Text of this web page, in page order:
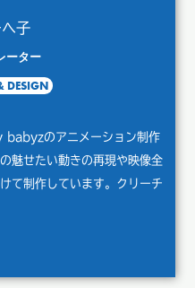
へ子
ーター
DESIGN
babyzのアニメーション制作
魅せたい動きの再現や映像全
て制作しています。クリーチ